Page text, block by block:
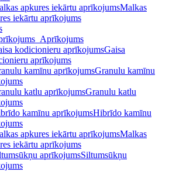
Malkas
iekārtu aprīkojums
Aprīkojums
Gaisa
aprīkojums
Granulu kamīnu
Granulu katlu
Hibrīdo kamīnu
Malkas
iekārtu aprīkojums
Siltumsūkņu